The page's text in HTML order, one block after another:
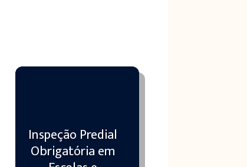
Inspeção Predial
Obrigatória em